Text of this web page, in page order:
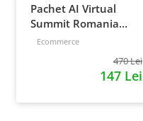
Pachet AI Virtual
Summit Romania
2026: inregistrari +
Ecommerce
470 Lei
147 Lei